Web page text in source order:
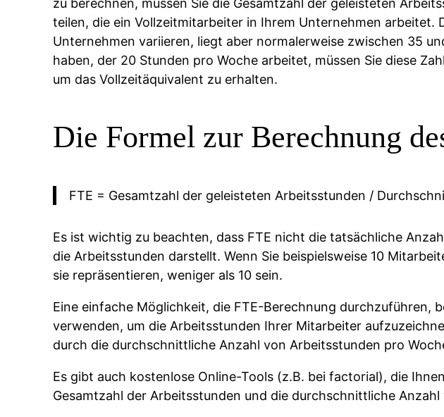
zu berechnen, müssen Sie die Gesamtzahl der geleisteten
teilen, die ein Vollzeitmitarbeiter in Ihrem Unternehmen
Unternehmen variieren, liegt aber normalerweise zwischen 35
haben, der 20 Stunden pro Woche arbeitet, müssen Sie diese
um das Vollzeitäquivalent zu erhalten.
Die Formel zur Berechnung
FTE = Gesamtzahl der geleisteten Arbeitsstunden /
Es ist wichtig zu beachten, dass FTE nicht die tatsächliche
die Arbeitsstunden darstellt. Wenn Sie beispielsweise 10
sie repräsentieren, weniger als 10 sein.
Eine einfache Möglichkeit, die FTE-Berechnung
verwenden, um die Arbeitsstunden Ihrer Mitarbeiter
durch die durchschnittliche Anzahl von Arbeitsstunden pro
Es gibt auch kostenlose Online-Tools (z.B. bei factorial), die
Gesamtzahl der Arbeitsstunden und die durchschnittliche